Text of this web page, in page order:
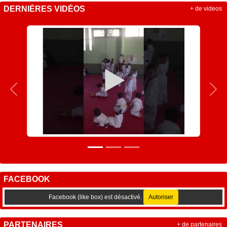
DERNIÈRES VIDÉOS
Précedent
+ de videos
FACEBOOK
Facebook (like box) est désactivé. Autoriser
PARTENAIRES + de partenaires